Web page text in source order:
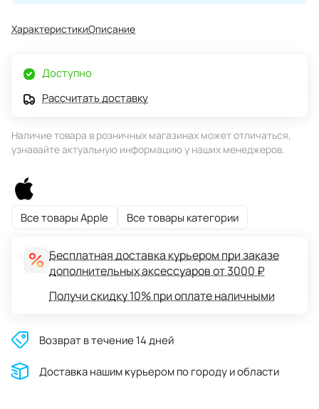
ХарактеристикиОписание
Доступно
Рассчитать доставку
Наличие товара в розничных магазинах может отличаться,
узнавайте актуальную информацию у наших менеджеров.
Все товары Apple Все товары категории
Бесплатная доставка курьером при заказе
дополнительных аксессуаров от 3000 ₽
Получи скидку 10% при оплате наличными
Возврат в течение 14 дней
Доставĸа нашим ĸурьером по городу и области